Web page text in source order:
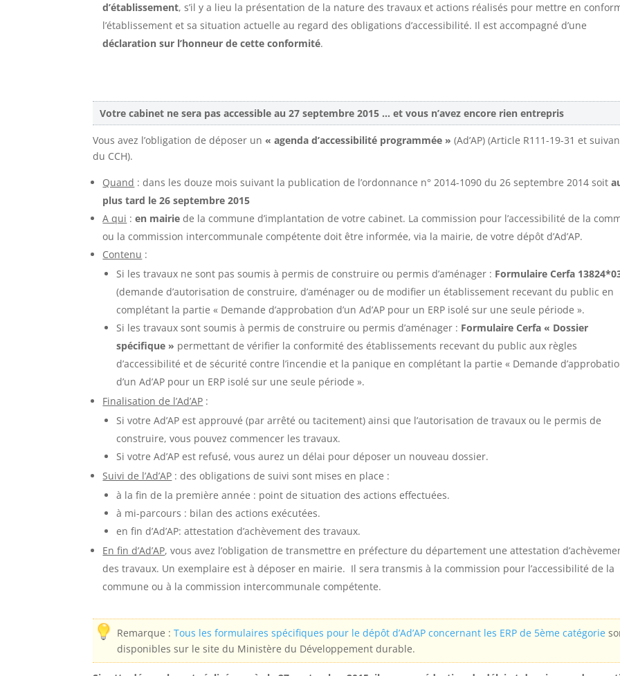
d’établissement, s’il y a lieu la présentation de la nature des travaux et actions réalisés pour mettre en
l’établissement et sa situation actuelle au regard des obligations d’accessibilité. Il est accompagné d’une
déclaration sur l’honneur de cette conformité.
Votre cabinet ne sera pas accessible au 27 septembre 2015 … et vous n’avez encore rien entrepris
Vous avez l’obligation de déposer un « agenda d’accessibilité programmée » (Ad’AP) (Article R111-19-31 et
du CCH).
Quand : dans les douze mois suivant la publication de l’ordonnance n° 2014-1090 du 26 septembre 2014 soit
plus tard le 26 septembre 2015
A qui :en mairie de la commune d’implantation de votre cabinet. La commission pour l’accessibilité de la
ou la commission intercommunale compétente doit être informée, via la mairie, de votre dépôt d’Ad’AP.
Contenu :
Si les travaux ne sont pas soumis à permis de construire ou permis d’aménager : Formulaire Cerfa
(demande d’autorisation de construire, d’aménager ou de modifier un établissement recevant du public en
complétant la partie « Demande d’approbation d’un Ad’AP pour un ERP isolé sur une seule période ».
Si les travaux sont soumis à permis de construire ou permis d’aménager : Formulaire Cerfa « Dossier
spécifique » permettant de vérifier la conformité des établissements recevant du public aux règles
d’accessibilité et de sécurité contre l’incendie et la panique en complétant la partie « Demande
d’un Ad’AP pour un ERP isolé sur une seule période ».
Finalisation de l’Ad’AP :
Si votre Ad’AP est approuvé (par arrêté ou tacitement) ainsi que l’autorisation de travaux ou le permis de
construire, vous pouvez commencer les travaux.
Si votre Ad’AP est refusé, vous aurez un délai pour déposer un nouveau dossier.
Suivi de l’Ad’AP : des obligations de suivi sont mises en place :
à la fin de la première année : point de situation des actions effectuées.
à mi-parcours : bilan des actions exécutées.
en fin d’Ad’AP: attestation d’achèvement des travaux.
En fin d’Ad’AP, vous avez l’obligation de transmettre en préfecture du département une attestation
des travaux. Un exemplaire est à déposer en mairie. Il sera transmis à la commission pour l’accessibilité de la
commune ou à la commission intercommunale compétente.
Remarque :Tous les formulaires spécifiques pour le dépôt d’Ad’AP concernant les ERP de 5ème catégorie
disponibles sur le site du Ministère du Développement durable.